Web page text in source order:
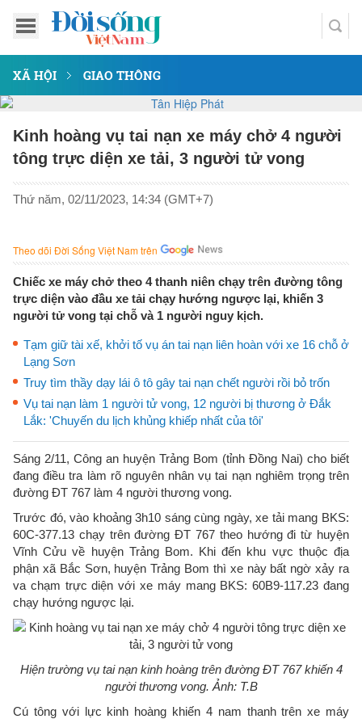
XÃ HỘI GIAO THÔNG
Kinh hoàng vụ tai nạn xe máy chở 4 người
tông trực diện xe tải, 3 người tử vong
Thứ năm, 02/11/2023, 14:34 (GMT+7)
Theo dõi Đời Sống Việt Nam trên
Chiếc xe máy chở theo 4 thanh niên chạy trên đường tông
trực diện vào đầu xe tải chạy hướng ngược lại, khiến 3
người tử vong tại chỗ và 1 người nguy kịch.
Tạm giữ tài xế, khởi tố vụ án tai nạn liên hoàn với xe 16 chỗ ở
Lạng Sơn
Truy tìm thầy dạy lái ô tô gây tai nạn chết người rồi bỏ trốn
Vụ tai nạn làm 1 người tử vong, 12 người bị thương ở Đắk
Lắk: 'Chuyến du lịch khủng khiếp nhất của tôi'
Sáng 2/11, Công an huyện Trảng Bom (tỉnh Đồng Nai) cho biết
đang điều tra làm rõ nguyên nhân vụ tai nạn nghiêm trọng trên
đường ĐT 767 làm 4 người thương vong.
Trước đó, vào khoảng 3h10 sáng cùng ngày, xe tải mang BKS:
60C-377.13 chạy trên đường ĐT 767 theo hướng đi từ huyện
Vĩnh Cửu về huyện Trảng Bom. Khi đến khu vực thuộc địa
phận xã Bắc Sơn, huyện Trảng Bom thì xe này bất ngờ xảy ra
va chạm trực diện với xe máy mang BKS: 60B9-117.23 đang
chạy hướng ngược lại.
Hiện trường vụ tai nạn kinh hoàng trên đường ĐT 767 khiến 4
người thương vong. Ảnh: T.B
Cú tông với lực kinh hoàng khiến 4 nam thanh trên xe máy